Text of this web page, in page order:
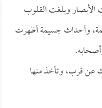
الأبصار وبلغت القلوب
وأحداث جسيمة أظهرت
عن قرب، وتأخذ منها